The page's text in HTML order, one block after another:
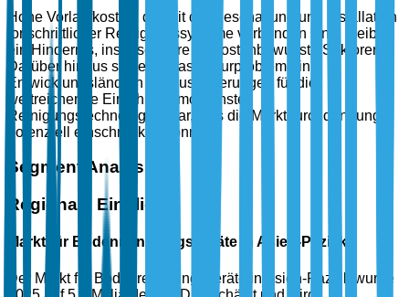
Hohe Vorlaufkosten, die mit der Beschaffung und Installation
fortschrittlicher Reinigungssysteme verbunden sind, bleiben
ein Hindernis, insbesondere für kostenbewusste Sektoren.
Darüber hinaus stellen Infrastrukturprobleme in
Entwicklungsländern Herausforderungen für die
weitreichende Einführung modernster
Reinigungstechnologien dar, was die Marktdurchdringung
potenziell einschränken könnte.
Segment Analysis
Regionale Einblicke
Markt für Bodenreinigungsgeräte in Asien-Pazifik
Der Markt für Bodenreinigungsgeräte in Asien-Pazifik wurde